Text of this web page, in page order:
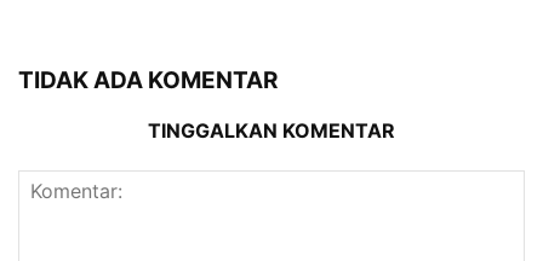
TIDAK ADA KOMENTAR
TINGGALKAN KOMENTAR